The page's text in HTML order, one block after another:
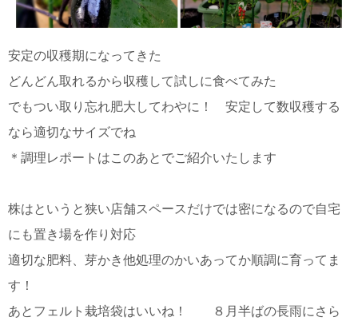
安定の収穫期になってきた
どんどん取れるから収穫して試しに食べてみた
でもつい取り忘れ肥大してわやに！ 安定して数収穫する
なら適切なサイズでね
＊調理レポートはこのあとでご紹介いたします
株はというと狭い店舗スペースだけでは密になるので自宅
にも置き場を作り対応
適切な肥料、芽かき他処理のかいあってか順調に育ってま
す！
あとフェルト栽培袋はいいね！ ８月半ばの長雨にさら